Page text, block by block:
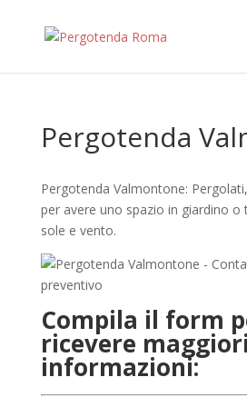
Pergotenda
Pergotenda Valmontone:
per avere uno spazio in giardino o
sole e vento.
Compila il form
ricevere maggiori
informazioni: